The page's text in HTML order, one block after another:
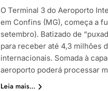
O Terminal 3 do Aeroporto
em Confins (MG), começa a
setembro). Batizado de
para receber até 4,3 milhões
internacionais. Somada à
aeroporto poderá processar
Leia mais...